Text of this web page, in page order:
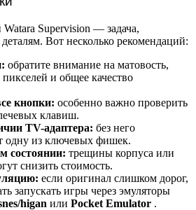
Supervision — задача,
Вот несколько рекомендаций:
обратите внимание на матовость,
и общее качество
кнопки: особенно важно проверить
клавиш.
TV-адаптера: без него
одну из ключевых фишек.
состоянии: трещины корпуса или
снизить стоимость.
если оригинал слишком дорог,
запускать игры через эмуляторы
higan или Pocket Emulator .